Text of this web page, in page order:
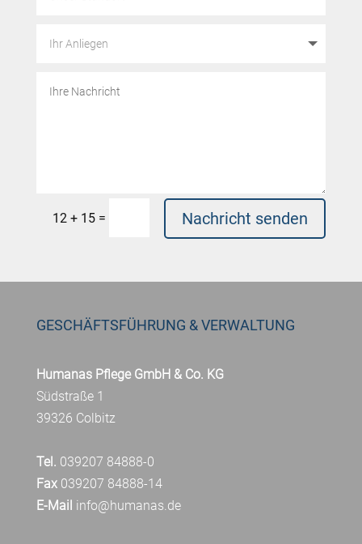
12 + 15 = Nachricht senden
GESCHÄFTSFÜHRUNG & VERWALTUNG
Humanas Pflege GmbH & Co. KG
Südstraße 1
39326 Colbitz
Tel. 039207 84888-0
Fax039207 84888-14
E-Mail info@humanas.de